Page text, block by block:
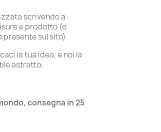
scrivendo a
e prodotto (o
presente sul sito).
la tua idea, e noi la
astratto,
consegna in 25